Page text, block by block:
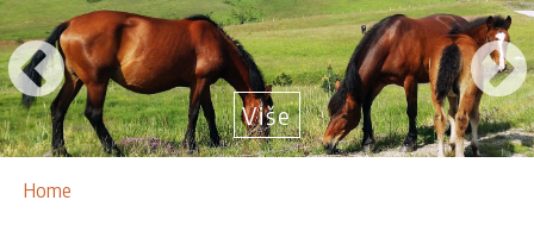
ČLANICE MREŽE
POSTANITE ČLANICA
AKTUELNO
NAŠE AKTIVNOSTI
Više
Breadcrumbs
You
Home